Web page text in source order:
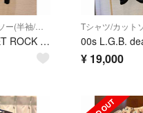
Tシャツ/カットソー(半袖/袖なし)
00s L.G.B. JET ROCK t-shirt tee tシャツ y2k
¥ 19,000